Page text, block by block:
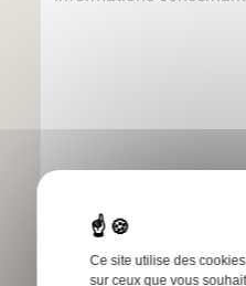
Je souhaite recevoir
concernant les
par e-mail.
Ce site utilise des
sur ceux que vous